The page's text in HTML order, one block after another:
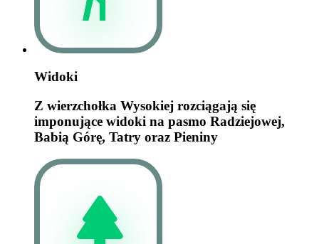
Widoki
Z wierzchołka Wysokiej rozciągają się
imponujące widoki na pasmo Radziejowej,
Babią Górę, Tatry oraz Pieniny